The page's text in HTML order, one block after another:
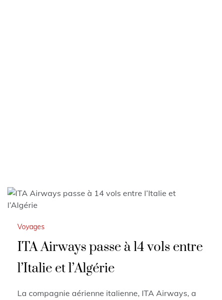
Voyages
ITA Airways passe à 14 vols entre
l’Italie et l’Algérie
La compagnie aérienne italienne, ITA Airways, a